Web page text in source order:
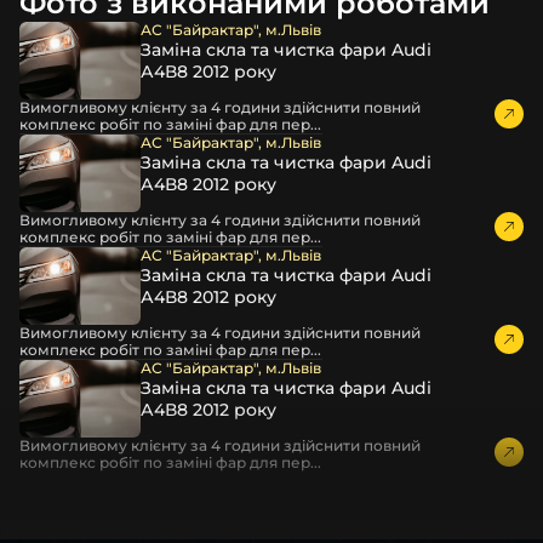
час перевезення та цілком прибирає вірогідність
пошкодження товару внаслідок механічних впливів під
час транспортування поштою.
Детальніше про доставку…
Комплектація товару виробника та зовнішній вигляд
товару можуть відрізнятися від фотографій,
представлених на сайті.
Якщо ви шукаєте такі послуги, як заміна скла фари,
розпакування та перепакування фар, відновлення та
ремонт фар, заміна лінз Xenon LED BI-LED, ремонт скла,
корпусу та кріплення фари, налаштування світла,
коригування, діагностика та полірування фари, наші
партнерські сервіси готові надати допомогу по всій
Україні.
Ми опанували мистецтво автосвітла, і це підтвердять
тисячі задоволених клієнтів. Розмаїття вибору, постійна
наявність на складі, свіжі поступлення, доступна ціна,
АС "Байрактар", м.Львів
Заміна скла та чистка фари Audi
А4В8 2012 року
Вимогливому клієнту за 4 години здійснити повний
комплекс робіт по заміні фар для пер...
АС "Байрактар", м.Львів
Заміна скла та чистка фари Audi
А4В8 2012 року
Вимогливому клієнту за 4 години здійснити повний
комплекс робіт по заміні фар для пер...
АС "Байрактар", м.Львів
Заміна скла та чистка фари Audi
А4В8 2012 року
Вимогливому клієнту за 4 години здійснити повний
комплекс робіт по заміні фар для пер...
АС "Байрактар", м.Львів
Заміна скла та чистка фари Audi
А4В8 2012 року
Вимогливому клієнту за 4 години здійснити повний
комплекс робіт по заміні фар для пер...